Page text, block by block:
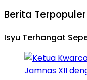
Berita Terpopuler
Isyu Terhangat